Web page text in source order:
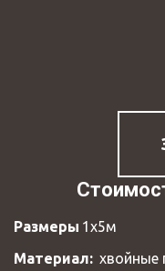
Размеры 1х5м
Материал:
хвойные